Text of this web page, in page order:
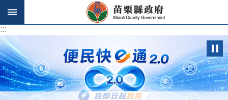
跳到主要內容區塊
:::
:::